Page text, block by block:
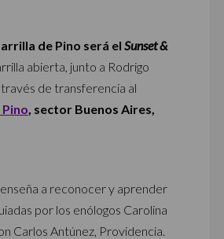
de Pino será el Sunset &
abierta, junto a Rodrigo
de transferencia al
, sector Buenos Aires,
a reconocer y aprender
por los enólogos Carolina
Carlos Antúnez, Providencia.